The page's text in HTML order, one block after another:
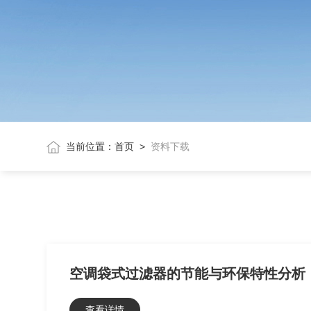
当前位置：首页 > 资料下载
空调袋式过滤器的节能与环保特性分析